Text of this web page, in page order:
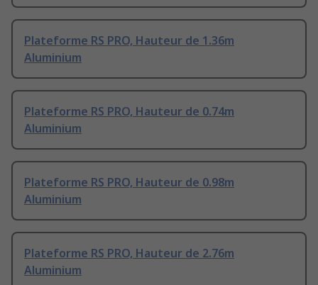
Plateforme RS PRO, Hauteur de 1.36m
Aluminium
Plateforme RS PRO, Hauteur de 0.74m
Aluminium
Plateforme RS PRO, Hauteur de 0.98m
Aluminium
Plateforme RS PRO, Hauteur de 2.76m
Aluminium